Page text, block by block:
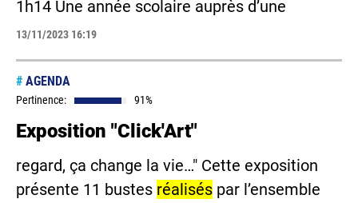
1h14 Une année scolaire auprès d’une
13/11/2023 16:19
# AGENDA
Pertinence: 91%
Exposition "Click'Art"
regard, ça change la vie…" Cette exposition
présente 11 bustes réalisés par l’ensemble